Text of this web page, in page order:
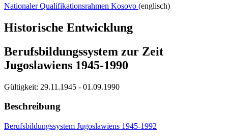
Nationaler Qualifikationsrahmen Kosovo (englisch)
Historische Entwicklung
Berufsbildungssystem zur Zeit
Jugoslawiens 1945-1990
Gültigkeit: 29.11.1945 - 01.09.1990
Beschreibung
Berufsbildungssystem Jugoslawiens 1945-1992